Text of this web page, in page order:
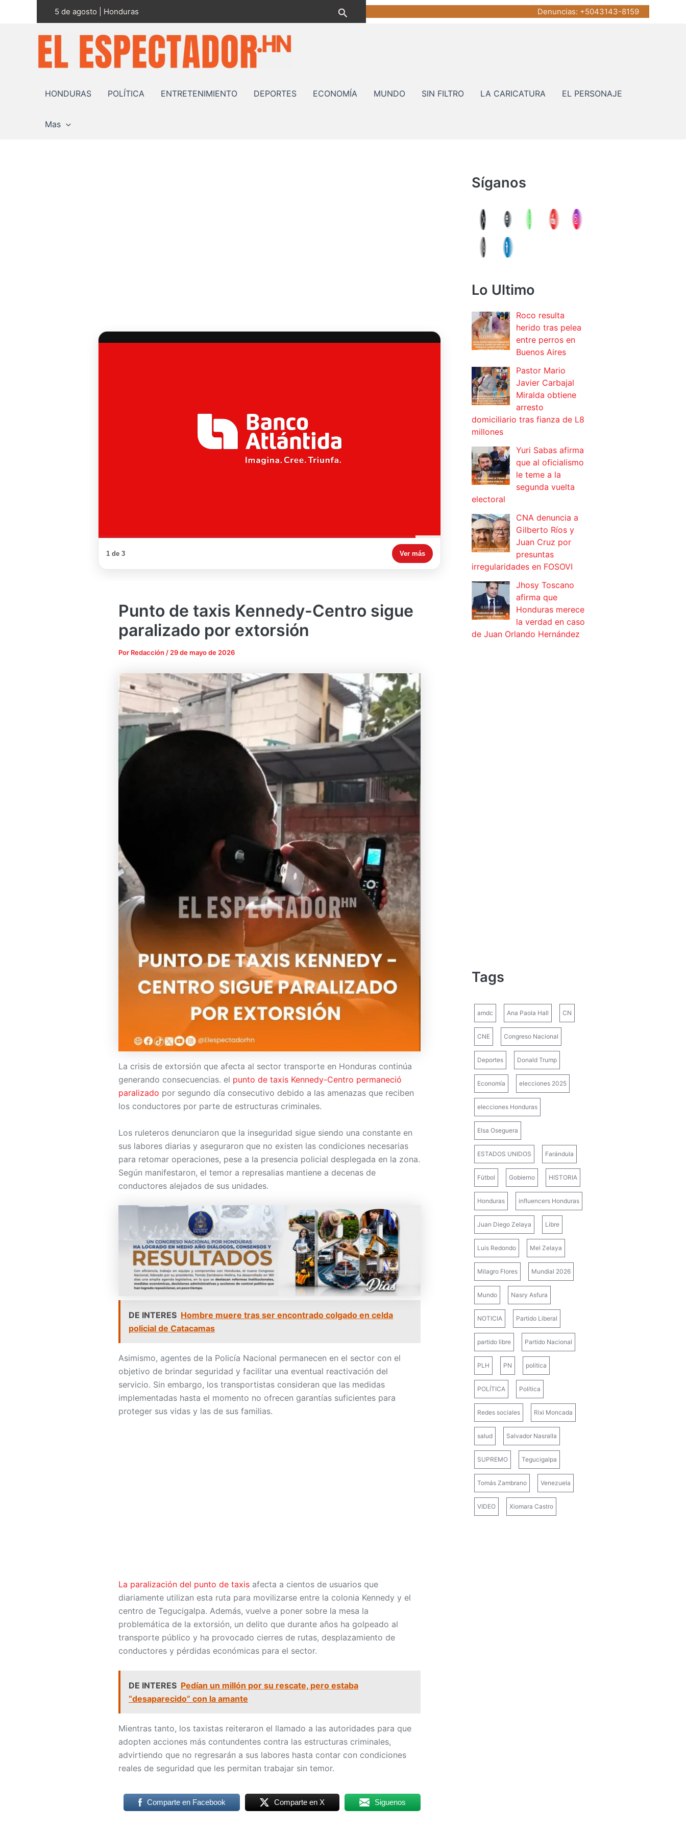
5 de agosto | Honduras Buscar Denuncias: +5043143-8159
HONDURAS POLÍTICA ENTRETENIMIENTO DEPORTES ECONOMÍA MUNDO SIN FILTRO LA CARICATURA EL PERSONAJE
Mas
1 de 3 Ver más
Punto de taxis Kennedy-Centro sigue
paralizado por extorsión
Por Redacción / 29 de mayo de 2026
La crisis de extorsión que afecta al sector transporte en Honduras continúa
generando consecuencias. el punto de taxis Kennedy-Centro permaneció
paralizado por segundo día consecutivo debido a las amenazas que reciben
los conductores por parte de estructuras criminales.
Los ruleteros denunciaron que la inseguridad sigue siendo una constante en
sus labores diarias y aseguraron que no existen las condiciones necesarias
para retomar operaciones, pese a la presencia policial desplegada en la zona.
Según manifestaron, el temor a represalias mantiene a decenas de
conductores alejados de sus unidades.
DE INTERES Hombre muere tras ser encontrado colgado en celda
policial de Catacamas
Asimismo, agentes de la Policía Nacional permanecen en el sector con el
objetivo de brindar seguridad y facilitar una eventual reactivación del
servicio. Sin embargo, los transportistas consideran que las medidas
implementadas hasta el momento no ofrecen garantías suficientes para
proteger sus vidas y las de sus familias.
La paralización del punto de taxis afecta a cientos de usuarios que
diariamente utilizan esta ruta para movilizarse entre la colonia Kennedy y el
centro de Tegucigalpa. Además, vuelve a poner sobre la mesa la
problemática de la extorsión, un delito que durante años ha golpeado al
transporte público y ha provocado cierres de rutas, desplazamiento de
conductores y pérdidas económicas para el sector.
DE INTERES Pedían un millón por su rescate, pero estaba
“desaparecido” con la amante
Mientras tanto, los taxistas reiteraron el llamado a las autoridades para que
adopten acciones más contundentes contra las estructuras criminales,
advirtiendo que no regresarán a sus labores hasta contar con condiciones
reales de seguridad que les permitan trabajar sin temor.
Comparte en Facebook Comparte en X Siguenos
Síganos
Lo Ultimo
Roco resulta
herido tras pelea
entre perros en
Buenos Aires
Pastor Mario
Javier Carbajal
Miralda obtiene
arresto
domiciliario tras fianza de L8
millones
Yuri Sabas afirma
que al oficialismo
le teme a la
segunda vuelta
electoral
CNA denuncia a
Gilberto Ríos y
Juan Cruz por
presuntas
irregularidades en FOSOVI
Jhosy Toscano
afirma que
Honduras merece
la verdad en caso
de Juan Orlando Hernández
Tags
amdc Ana Paola Hall CN
CNE Congreso Nacional
Deportes Donald Trump
Economía elecciones 2025
elecciones Honduras
Elsa Oseguera
ESTADOS UNIDOS Farándula
Fútbol Gobierno HISTORIA
Honduras influencers Honduras
Juan Diego Zelaya Libre
Luis Redondo Mel Zelaya
Milagro Flores Mundial 2026
Mundo Nasry Asfura
NOTICIA Partido Liberal
partido libre Partido Nacional
PLH PN politica
POLÍTICA Política
Redes sociales Rixi Moncada
salud Salvador Nasralla
SUPREMO Tegucigalpa
Tomás Zambrano Venezuela
VIDEO Xiomara Castro